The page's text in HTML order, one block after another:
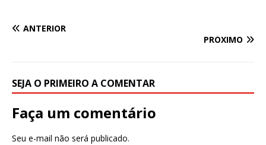
ANTERIOR
PRÓXIMO
SEJA O PRIMEIRO A COMENTAR
Faça um comentário
Seu e-mail não será publicado.